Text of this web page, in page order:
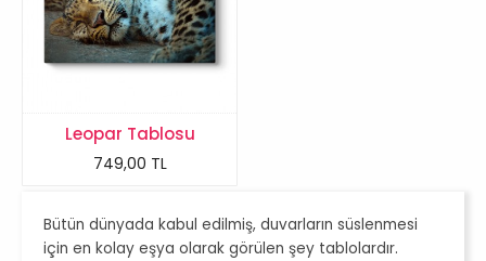
Leopar Tablosu
749,00 TL
Bütün dünyada kabul edilmiş, duvarların süslenmesi
için en kolay eşya olarak görülen şey tablolardır.